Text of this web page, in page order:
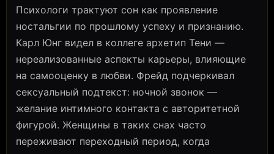
Психологи трактуют сон как проявление
ностальгии по прошлому успеху и признанию.
Карл Юнг видел в коллеге архетип Тени —
нереализованные аспекты карьеры, влияющие
на самооценку в любви. Фрейд подчеркивал
сексуальный подтекст: ночной звонок —
желание интимного контакта с авторитетной
фигурой. Женщины в таких снах часто
переживают переходный период, когда